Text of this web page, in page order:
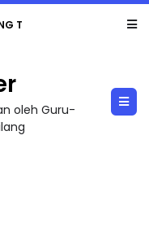
#141 #...
oleh Guru-